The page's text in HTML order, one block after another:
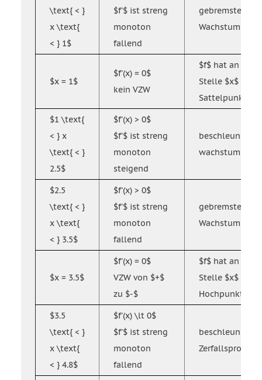
\text{ < }
x \text{
< } 1$
$f'$ ist streng
monoton
fallend
gebremstes
Wachstum
$x = 1$
$f'(x) = 0$
kein VZW
$f$ hat an der
Stelle $x$
Sattelpunkt
$1 \text{
< } x
\text{ < }
2.5$
$f'(x) > 0$
$f'$ ist streng
monoton
steigend
beschleunigtes
wachstum
$2.5
\text{ < }
x \text{
< } 3.5$
$f'(x) > 0$
$f'$ ist streng
monoton
fallend
gebremstes
Wachstum
$x = 3.5$
$f'(x) = 0$
VZW von $+$
zu $-$
$f$ hat an der
Stelle $x$
Hochpunkt
$3.5
\text{ < }
x \text{
< } 4.8$
$f'(x) \lt 0$
$f'$ ist streng
monoton
fallend
beschleunigter